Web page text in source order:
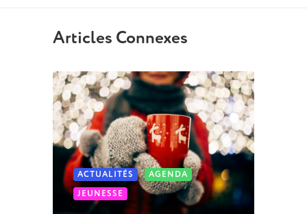
Articles Connexes
ACTUALITÉS
AGENDA
JEUNESSE